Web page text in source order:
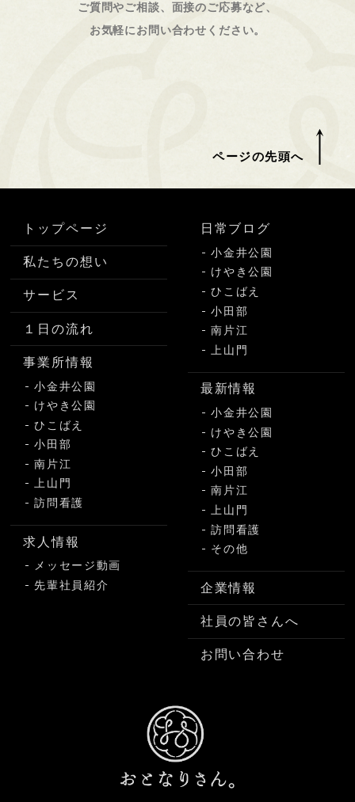
ご質問やご相談、面接のご応募など、
お気軽にお問い合わせください。
ページの先頭へ
トップページ
私たちの想い
サービス
１日の流れ
事業所情報
小金井公園
けやき公園
ひこばえ
小田部
南片江
上山門
訪問看護
求人情報
メッセージ動画
先輩社員紹介
日常ブログ
小金井公園
けやき公園
ひこばえ
小田部
南片江
上山門
最新情報
小金井公園
けやき公園
ひこばえ
小田部
南片江
上山門
訪問看護
その他
企業情報
社員の皆さんへ
お問い合わせ